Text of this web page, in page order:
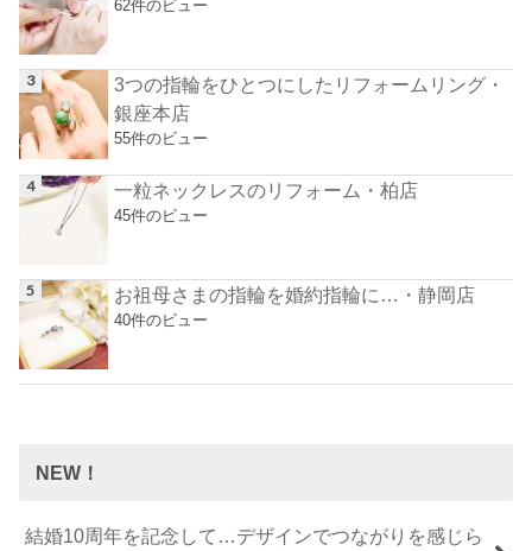
62件のビュー
3つの指輪をひとつにしたリフォームリング・
銀座本店
55件のビュー
一粒ネックレスのリフォーム・柏店
45件のビュー
お祖母さまの指輪を婚約指輪に…・静岡店
40件のビュー
NEW！
結婚10周年を記念して…デザインでつながりを感じら